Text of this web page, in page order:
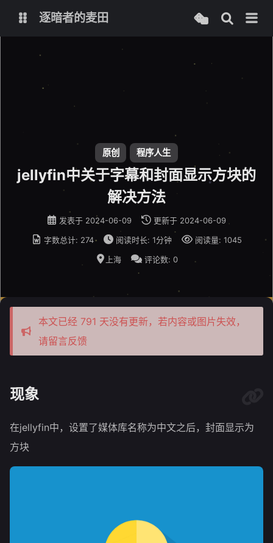
逐暗者的麦田
原创 程序人生
jellyfin中关于字幕和封面显示方块的
解决方法
发表于 2024-06-09 更新于 2024-06-09
字数总计: 274 阅读时长: 1分钟 阅读量: 1045
上海
评论数: 0
本文已经 791 天没有更新，若内容或图片失效，
请留言反馈
现象
在jellyfin中，设置了媒体库名称为中文之后，封面显示为
方块